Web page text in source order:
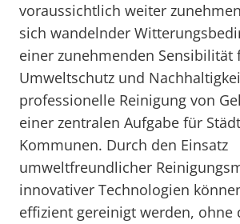
voraussichtlich weiter
sich wandelnder
einer zunehmenden Sensibilität
Umweltschutz und
professionelle Reinigung von
einer zentralen Aufgabe für
Kommunen. Durch den Einsatz
umweltfreundlicher
innovativer Technologien
effizient gereinigt werden, ohne